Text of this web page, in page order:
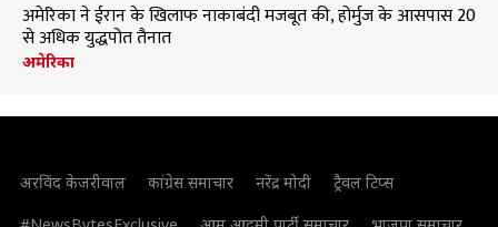
अमेरिका ने ईरान के खिलाफ नाकाबंदी मजबूत की, होर्मुज के आसपास 20
से अधिक युद्धपोत तैनात
अमेरिका
अरविंद केजरीवाल कांग्रेस समाचार नरेंद्र मोदी
ट्रैवल टिप्स